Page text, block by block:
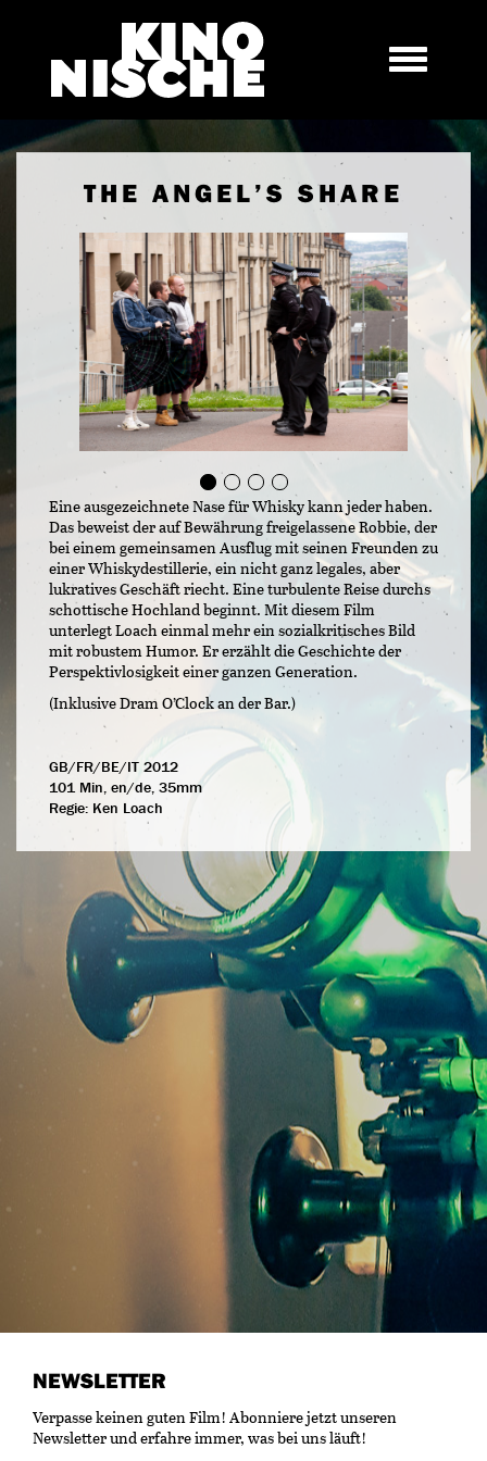
THE ANGEL’S SHARE
Eine ausgezeichnete Nase für Whisky kann jeder haben.
Das beweist der auf Bewährung freigelassene Robbie, der
bei einem gemeinsamen Ausflug mit seinen Freunden zu
einer Whiskydestillerie, ein nicht ganz legales, aber
lukratives Geschäft riecht. Eine turbulente Reise durchs
schottische Hochland beginnt. Mit diesem Film
unterlegt Loach einmal mehr ein sozialkritisches Bild
mit robustem Humor. Er erzählt die Geschichte der
Perspektivlosigkeit einer ganzen Generation.
(Inklusive Dram O’Clock an der Bar.)
GB/FR/BE/IT 2012
101 Min, en/de, 35mm
Regie: Ken Loach
NEWSLETTER
Verpasse keinen guten Film! Abonniere jetzt unseren
Newsletter und erfahre immer, was bei uns läuft!